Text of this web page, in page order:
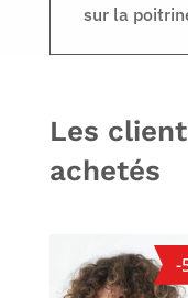
sur la
Les
achetés
-